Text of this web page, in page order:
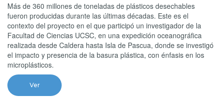
Más de 360 millones de toneladas de plásticos desechables
fueron producidas durante las últimas décadas. Este es el
contexto del proyecto en el que participó un investigador de la
Facultad de Ciencias UCSC, en una expedición oceanográfica
realizada desde Caldera hasta Isla de Pascua, donde se investigó
el impacto y presencia de la basura plástica, con énfasis en los
microplásticos.
Ver